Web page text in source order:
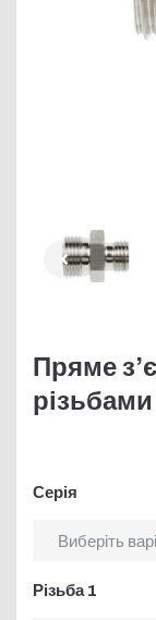
Пряме
Серія
Різьба 1